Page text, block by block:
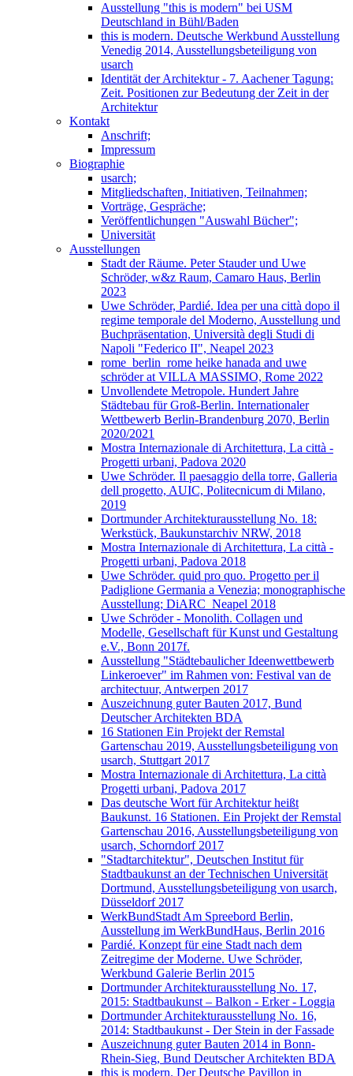
Ausstellung "this is modern" bei USM
Deutschland in Bühl/Baden
this is modern. Deutsche Werkbund Ausstellung
Venedig 2014, Ausstellungsbeteiligung von
usarch
Identität der Architektur - 7. Aachener Tagung:
Zeit. Positionen zur Bedeutung der Zeit in der
Architektur
Kontakt
Anschrift;
Impressum
Biographie
usarch;
Mitgliedschaften, Initiativen, Teilnahmen;
Vorträge, Gespräche;
Veröffentlichungen "Auswahl Bücher";
Universität
Ausstellungen
Stadt der Räume. Peter Stauder und Uwe
Schröder, w&z Raum, Camaro Haus, Berlin
2023
Uwe Schröder, Pardié. Idea per una città dopo il
regime temporale del Moderno, Ausstellung und
Buchpräsentation, Università degli Studi di
Napoli "Federico II", Neapel 2023
rome_berlin_rome heike hanada and uwe
schröder at VILLA MASSIMO, Rome 2022
Unvollendete Metropole. Hundert Jahre
Städtebau für Groß-Berlin. Internationaler
Wettbewerb Berlin-Brandenburg 2070, Berlin
2020/2021
Mostra Internazionale di Architettura, La città -
Progetti urbani, Padova 2020
Uwe Schröder. Il paesaggio della torre, Galleria
dell progetto, AUIC, Politecnicum di Milano,
2019
Dortmunder Architekturausstellung No. 18:
Werkstück, Baukunstarchiv NRW, 2018
Mostra Internazionale di Architettura, La città -
Progetti urbani, Padova 2018
Uwe Schröder. quid pro quo. Progetto per il
Padiglione Germania a Venezia; monographische
Ausstellung; DiARC_Neapel 2018
Uwe Schröder - Monolith. Collagen und
Modelle, Gesellschaft für Kunst und Gestaltung
e.V., Bonn 2017f.
Ausstellung "Städtebaulicher Ideenwettbewerb
Linkeroever" im Rahmen von: Festival van de
architectuur, Antwerpen 2017
Auszeichnung guter Bauten 2017, Bund
Deutscher Architekten BDA
16 Stationen Ein Projekt der Remstal
Gartenschau 2019, Ausstellungsbeteiligung von
usarch, Stuttgart 2017
Mostra Internazionale di Architettura, La città
Progetti urbani, Padova 2017
Das deutsche Wort für Architektur heißt
Baukunst. 16 Stationen. Ein Projekt der Remstal
Gartenschau 2016, Ausstellungsbeteiligung von
usarch, Schorndorf 2017
"Stadtarchitektur", Deutschen Institut für
Stadtbaukunst an der Technischen Universität
Dortmund, Ausstellungsbeteiligung von usarch,
Düsseldorf 2017
WerkBundStadt Am Spreebord Berlin,
Ausstellung im WerkBundHaus, Berlin 2016
Pardié. Konzept für eine Stadt nach dem
Zeitregime der Moderne. Uwe Schröder,
Werkbund Galerie Berlin 2015
Dortmunder Architekturausstellung No. 17,
2015: Stadtbaukunst – Balkon - Erker - Loggia
Dortmunder Architekturausstellung No. 16,
2014: Stadtbaukunst - Der Stein in der Fassade
Auszeichnung guter Bauten 2014 in Bonn-
Rhein-Sieg, Bund Deutscher Architekten BDA
this is modern. Der Deutsche Pavillon in